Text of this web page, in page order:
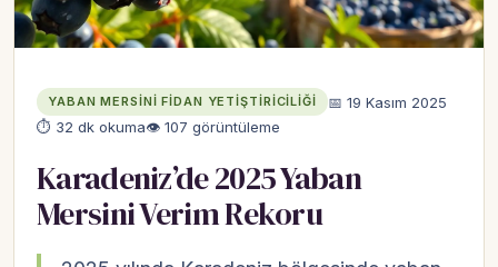
YABAN MERSINI FIDAN YETIŞTIRICILIĞI
📅 19 Kasım 2025
⏱ 32 dk okuma👁 107 görüntüleme
Karadeniz’de 2025 Yaban
Mersini Verim Rekoru